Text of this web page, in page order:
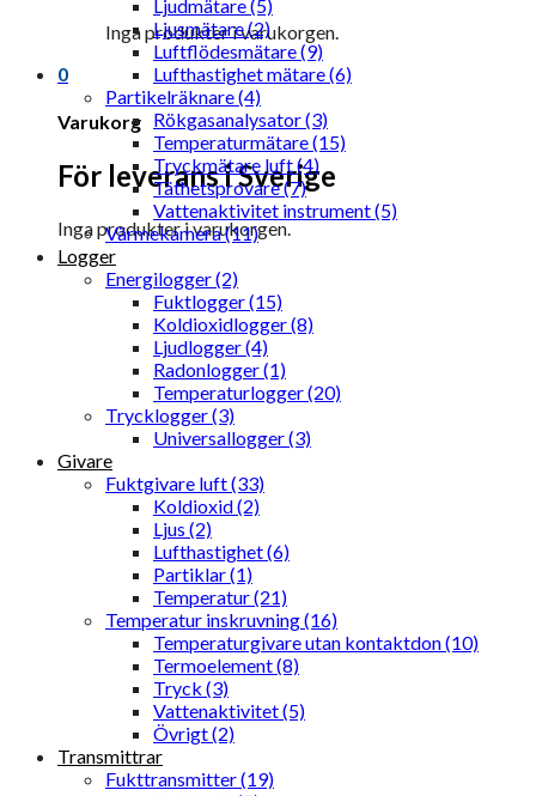
Inga produkter i varukorgen.
0
Varukorg
För leverans i Sverige
Inga produkter i varukorgen.
Ljudmätare (5)
Ljusmätare (2)
Luftflödesmätare (9)
Lufthastighet mätare (6)
Partikelräknare (4)
Rökgasanalysator (3)
Temperaturmätare (15)
Tryckmätare luft (4)
Täthetsprovare (7)
Vattenaktivitet instrument (5)
Värmekamera (11)
Logger
Energilogger (2)
Fuktlogger (15)
Koldioxidlogger (8)
Ljudlogger (4)
Radonlogger (1)
Temperaturlogger (20)
Trycklogger (3)
Universallogger (3)
Givare
Fuktgivare luft (33)
Koldioxid (2)
Ljus (2)
Lufthastighet (6)
Partiklar (1)
Temperatur (21)
Temperatur inskruvning (16)
Temperaturgivare utan kontaktdon (10)
Termoelement (8)
Tryck (3)
Vattenaktivitet (5)
Övrigt (2)
Transmittrar
Fukttransmitter (19)